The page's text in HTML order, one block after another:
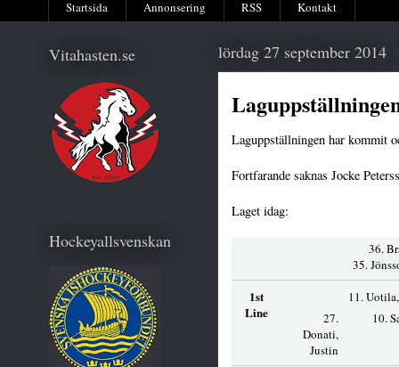
Startsida Annonsering RSS Kontakt
lördag 27 september 2014
Laguppställningen har kommit
Fortfarande saknas Jocke
Laget idag:
36.
35.
1st
Line
11.
27.
Donati,
Justin
10.
Vitahasten.se
Hockeyallsvenskan